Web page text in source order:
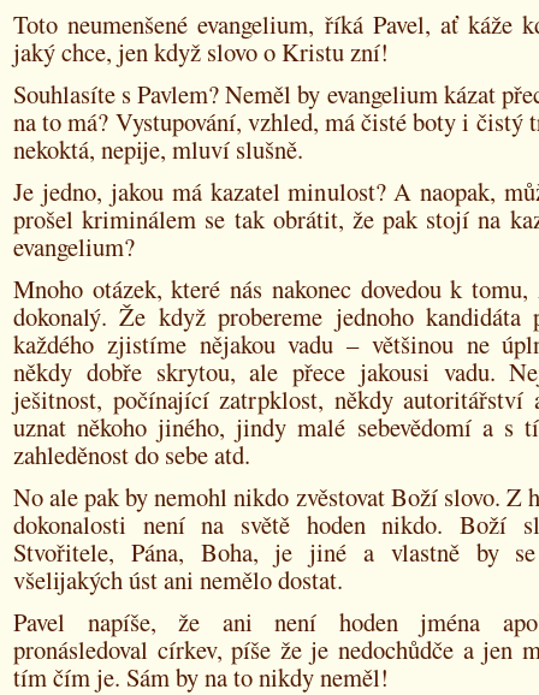
Toto neumenšené evangelium, říká Pavel, ať káže
jaký chce, jen když slovo o Kristu zní!
Souhlasíte s Pavlem? Neměl by evangelium kázat
na to má? Vystupování, vzhled, má čisté boty i čistý
nekoktá, nepije, mluví slušně.
Je jedno, jakou má kazatel minulost? A naopak,
prošel kriminálem se tak obrátit, že pak stojí na
evangelium?
Mnoho otázek, které nás nakonec dovedou k
dokonalý. Že když probereme jednoho kandidáta
každého zjistíme nějakou vadu – většinou ne
někdy dobře skrytou, ale přece jakousi vadu.
ješitnost, počínající zatrpklost, někdy autoritářství
uznat někoho jiného, jindy malé sebevědomí a s
zahleděnost do sebe atd.
No ale pak by nemohl nikdo zvěstovat Boží slovo. Z
dokonalosti není na světě hoden nikdo. Boží
Stvořitele, Pána, Boha, je jiné a vlastně by
všelijakých úst ani nemělo dostat.
Pavel napíše, že ani není hoden jména
pronásledoval církev, píše že je nedochůdče a jen
tím čím je. Sám by na to nikdy neměl!